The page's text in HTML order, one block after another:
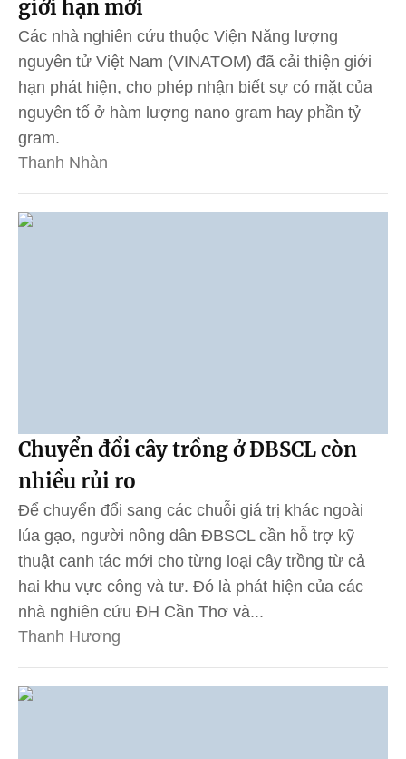
giới hạn mới
Các nhà nghiên cứu thuộc Viện Năng lượng
nguyên tử Việt Nam (VINATOM) đã cải thiện giới
hạn phát hiện, cho phép nhận biết sự có mặt của
nguyên tố ở hàm lượng nano gram hay phần tỷ
gram.
Thanh Nhàn
Chuyển đổi cây trồng ở ĐBSCL còn
nhiều rủi ro
Để chuyển đổi sang các chuỗi giá trị khác ngoài
lúa gạo, người nông dân ĐBSCL cần hỗ trợ kỹ
thuật canh tác mới cho từng loại cây trồng từ cả
hai khu vực công và tư. Đó là phát hiện của các
nhà nghiên cứu ĐH Cần Thơ và...
Thanh Hương